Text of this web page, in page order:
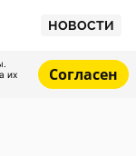
НОВОСТИ
их
Согласен